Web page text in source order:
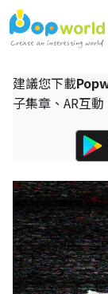
建議您下載
子集章、AR互